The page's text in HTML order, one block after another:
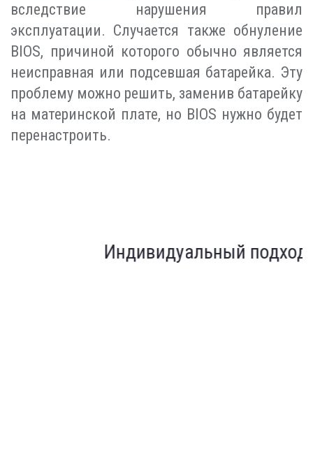
вследствие нарушения правил
эксплуатации. Случается также обнуление
BIOS, причиной которого обычно является
неисправная или подсевшая батарейка. Эту
проблему можно решить, заменив батарейку
на материнской плате, но BIOS нужно будет
перенастроить.